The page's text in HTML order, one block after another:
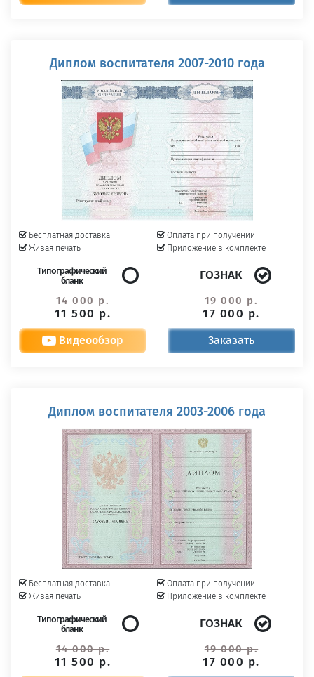
Диплом воспитателя 2007-2010 года
Бесплатная доставка
Живая печать
Оплата при получении
Приложение в комплекте
Типографический
бланк
14 000 р.
11 500 р.
ГОЗНАК
19 000 р.
17 000 р.
Видеообзор Заказать
Диплом воспитателя 2003-2006 года
Бесплатная доставка
Живая печать
Оплата при получении
Приложение в комплекте
Типографический
бланк
14 000 р.
11 500 р.
ГОЗНАК
19 000 р.
17 000 р.